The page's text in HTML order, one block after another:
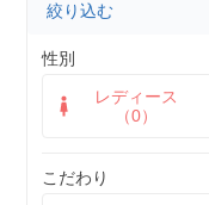
絞り込む
性別
レディース
（0）
こだわり